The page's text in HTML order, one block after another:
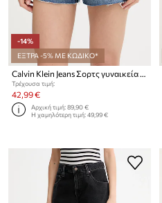
-14%
ΕΞΤΡΑ -5% ΜΕ ΚΩΔΙΚΟ*
Calvin Klein Jeans Σορτς γυναικεία ντένιμ
Τρέχουσα τιμή:
42,99 €
Αρχική τιμή:89,90 €
Η χαμηλότερη τιμή:49,99 €